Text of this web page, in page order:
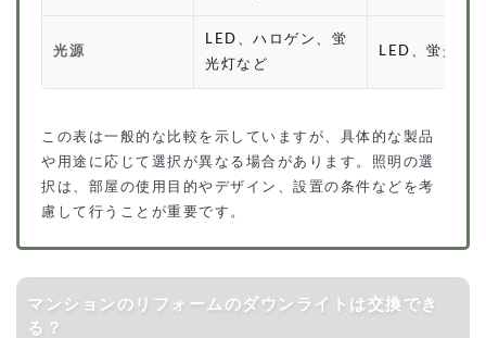
光源
LED、ハロゲン、蛍
光灯など
LED、蛍光灯
この表は一般的な比較を示していますが、具体的な製品
や用途に応じて選択が異なる場合があります。照明の選
択は、部屋の使用目的やデザイン、設置の条件などを考
慮して行うことが重要です。
マンションのリフォームのダウンライトは交換でき
る？